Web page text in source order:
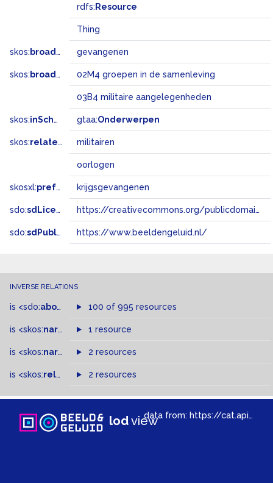
rdfs: Resource
Thing
skos: broader gevangenen
skos: broadMatch 02M4 groepen in de samenleving
03B4 militaire aangelegenheden
skos:inScheme gtaa:Onderwerpen
skos:related militairen
oorlogen
skosxl:prefLabel krijgsgevangenen
sdo:sdLicense https://creativecommons.org/publicdomain/zero/1.0/
sdo:sdPublisher https://www.beeldengeluid.nl/
INVERSE RELATIONS
is <sdo:about of 100 of 995 resources
is <skos:narrower >of
1 resource
is <skos:narrowMatch >of
2 resources
is <skos:related > of2 resources
lodviewdata from: https://cat.apis.beeldengeluid.nl/sparql